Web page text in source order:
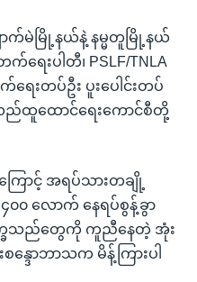
ာက်မဲမြို့နယ်နဲ့ နမ္မတူမြို့နယ်
ရေးပါတီ၊ PSLF/TNLA
ေးတပ်ဦး ပူးပေါင်းတပ်
လည်ထူထောင်ရေးကောင်စီတို့
ောင့် အရပ်သားတချို့
၀ လောက် နေရပ်စွန့်ခွာ
က္ခသည်တွေကို ကူညီနေတဲ့ အုံး
န္ဒောဘာသက မိန့်ကြားပါ